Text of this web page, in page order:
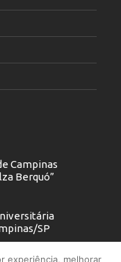
Campinas
Berquó”
SP
experiência, melhorar